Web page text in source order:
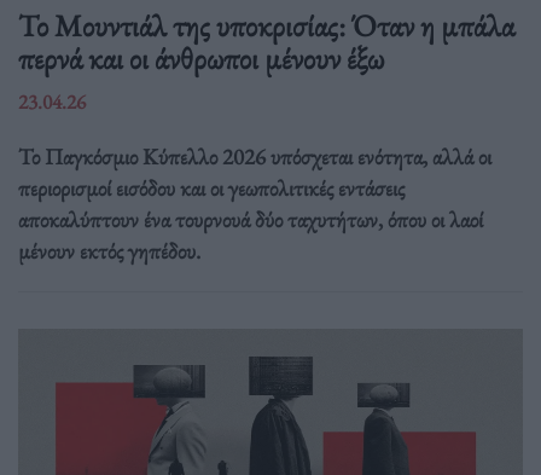
Το Μουντιάλ της υποκρισίας: Όταν η μπάλα
περνά και οι άνθρωποι μένουν έξω
23.04.26
Το Παγκόσμιο Κύπελλο 2026 υπόσχεται ενότητα, αλλά οι
περιορισμοί εισόδου και οι γεωπολιτικές εντάσεις
αποκαλύπτουν ένα τουρνουά δύο ταχυτήτων, όπου οι λαοί
μένουν εκτός γηπέδου.